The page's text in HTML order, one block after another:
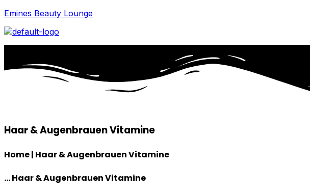
Emines Beauty Lounge
Haar & Augenbrauen Vitamine
Home | Haar & Augenbrauen Vitamine
... Haar & Augenbrauen Vitamine